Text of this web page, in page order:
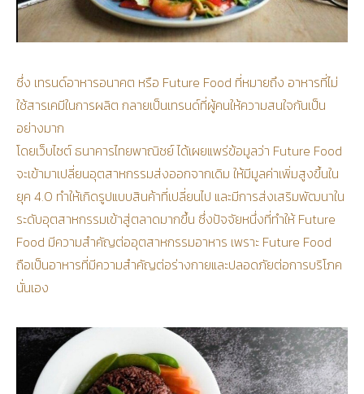
ซึ่ง เทรนด์อาหารอนาคต หรือ Future Food ที่หมายถึง อาหารที่ไม่
ใช้สารเคมีในการผลิต กลายเป็นเทรนด์ที่ผู้คนให้ความสนใจกันเป็น
อย่างมาก
โดยเว็บไซต์ ธนาคารไทยพาณิชย์ ได้เผยแพร่ข้อมูลว่า Future Food
จะเข้ามาเปลี่ยนอุตสาหกรรมส่งออกจากเดิม ให้มีมูลค่าเพิ่มสูงขึ้นใน
ยุค 4.0 ทำให้เกิดรูปแบบสินค้าที่เปลี่ยนไป และมีการส่งเสริมพัฒนาใน
ระดับอุตสาหกรรมเข้าสู่ตลาดมากขึ้น ซึ่งปัจจัยหนึ่งที่ทำให้ Future
Food มีความสำคัญต่ออุตสาหกรรมอาหาร เพราะ Future Food
ถือเป็นอาหารที่มีความสำคัญต่อร่างกายและปลอดภัยต่อการบริโภค
นั่นเอง